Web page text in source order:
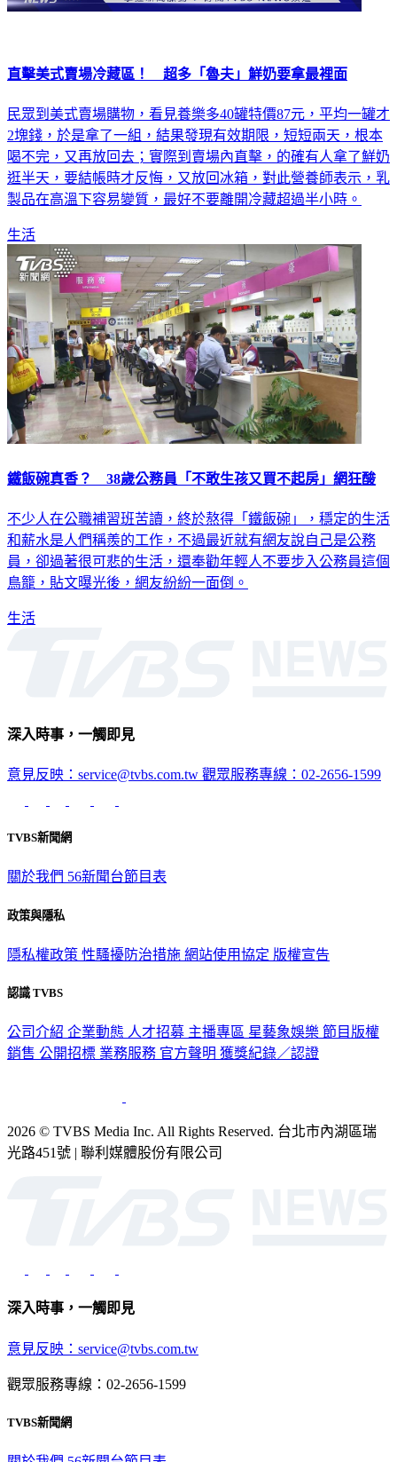
直擊美式賣場冷藏區！ 超多「魯夫」鮮奶要拿最裡面
民眾到美式賣場購物，看見養樂多40罐特價87元，平均一罐才
2塊錢，於是拿了一組，結果發現有效期限，短短兩天，根本
喝不完，又再放回去；實際到賣場內直擊，的確有人拿了鮮奶
逛半天，要結帳時才反悔，又放回冰箱，對此營養師表示，乳
製品在高溫下容易變質，最好不要離開冷藏超過半小時。
生活
鐵飯碗真香？ 38歲公務員「不敢生孩又買不起房」網狂酸
不少人在公職補習班苦讀，終於熬得「鐵飯碗」，穩定的生活
和薪水是人們稱羨的工作，不過最近就有網友說自己是公務
員，卻過著很可悲的生活，還奉勸年輕人不要步入公務員這個
鳥籠，貼文曝光後，網友紛紛一面倒。
生活
深入時事，一觸即見
意見反映：service@tvbs.com.tw 觀眾服務專線：02-2656-1599
TVBS新聞網
關於我們 56新聞台節目表
政策與隱私
隱私權政策 性騷擾防治措施 網站使用協定 版權宣告
認識 TVBS
公司介紹 企業動態 人才招募 主播專區 星藝象娛樂 節目版權
銷售 公開招標 業務服務 官方聲明 獲獎紀錄／認證
2026 © TVBS Media Inc. All Rights Reserved. 台北市內湖區瑞
光路451號 | 聯利媒體股份有限公司
深入時事，一觸即見
意見反映：service@tvbs.com.tw
觀眾服務專線：02-2656-1599
TVBS新聞網